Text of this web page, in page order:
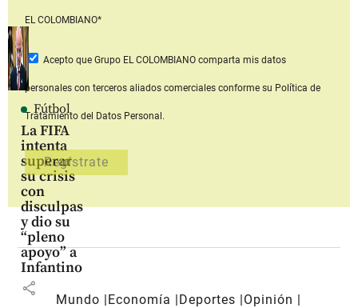
Fútbol
La FIFA
intenta
superar
su crisis
con
disculpas
y dio su
“pleno
apoyo” a
Infantino
share
EL COLOMBIANO*
Acepto que Grupo EL COLOMBIANOcomparta mis datos
personales con terceros aliados comerciales conforme su Política de
Tratamiento del Datos Personal.
Mundo Economía Deportes
Opinión